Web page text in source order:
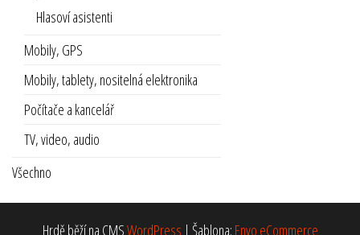
Hlasoví asistenti
Mobily, GPS
Mobily, tablety, nositelná elektronika
Počítače a kancelář
TV, video, audio
Všechno
Hrdě běží na CMSWordPress | Šablona: Envo eCommerce